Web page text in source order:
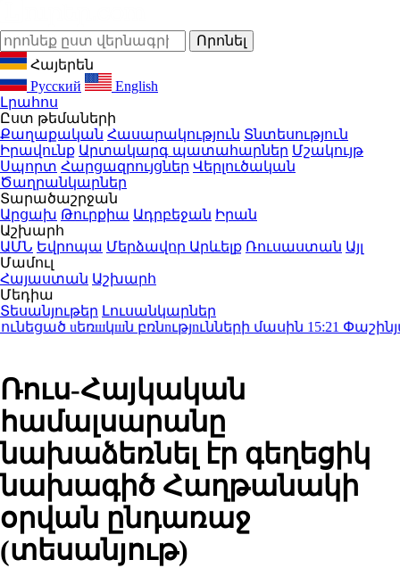
Հայերեն
Русский
English
Լրահոս
Ըստ թեմաների
Քաղաքական Հասարակություն Տնտեսություն
Իրավունք Արտակարգ պատահարներ Մշակույթ
Սպորտ Հարցազրույցներ Վերլուծական
Ծաղրանկարներ
Տարածաշրջան
Արցախ Թուրքիա Ադրբեջան Իրան
Աշխարհ
ԱՄՆ Եվրոպա Մերձավոր Արևելք Ռուսաստան Այլ
Մամուլ
Հայաստան Աշխարհ
Մեդիա
Տեսանյութեր Լուսանկարներ
uեռшկшն բռնnւթյnւնների մասին15:21Փաշինյանը
Ռուս-Հայկական
համալսարանը
նախաձեռնել էր գեղեցիկ
նախագիծ Հաղթանակի
օրվան ընդառաջ
(տեսանյութ)